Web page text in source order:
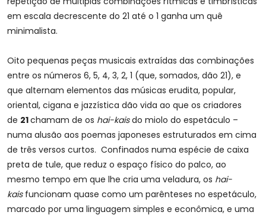
em escala decrescente do 21 até o 1 ganha um quê
minimalista.
Oito pequenas peças musicais extraídas das combinações
entre os números 6, 5, 4, 3, 2, 1 (que, somados, dão 21), e
que alternam elementos das músicas erudita, popular,
oriental, cigana e jazzística dão vida ao que os criadores
de 21chamam de os hai-kaisdo miolo do espetáculo –
numa alusão aos poemas japoneses estruturados em cima
de três versos curtos. Confinados numa espécie de caixa
preta de tule, que reduz o espaço físico do palco, ao
mesmo tempo em que lhe cria uma veladura, os hai-
kaisfuncionam quase como um parênteses no espetáculo,
marcado por uma linguagem simples e econômica, e uma